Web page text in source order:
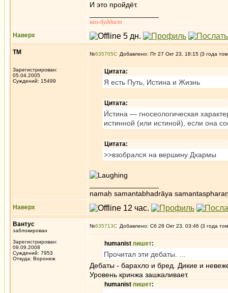
И это пройдёт.
нео-буддист
Наверх
ТМ
Зарегистрирован:
05.04.2005
Суждений: 15499
№635705 Добавлено: Пт 27 Окт 23, 18:15 (3 года
Цитата:
Я есть Путь, Истина и Жизнь
Цитата:
И́стина — гносеологическая
истинной (или истиной), если она
Цитата:
>>взобрался на вершину Дхармы
namaḥ samantabhadrāya
Наверх
Вантус
заблокирован
Зарегистрирован:
09.09.2008
Суждений: 7953
Откуда: Воронеж
№635713 Добавлено: Сб 28 Окт 23, 03:46 (3 года
humanist пишет:
Прочитал эти дебаты. ...
Дебаты - барахло и бред. Дикие и
Уровень кринжа зашкаливает.
humanist пишет: